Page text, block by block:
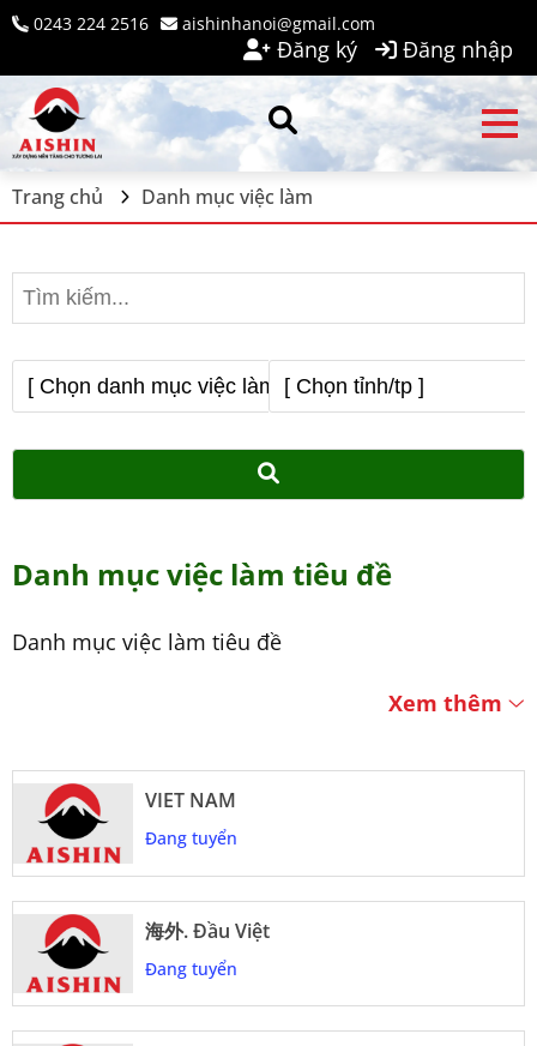
0243 224 2516 aishinhanoi@gmail.com
Đăng ký Đăng nhập
Trang chủ Danh mục việc làm
Danh mục việc làm tiêu đề
Danh mục việc làm tiêu đề
Xem thêm
VIET NAM
Đang tuyển
海外. Đầu Việt
Đang tuyển